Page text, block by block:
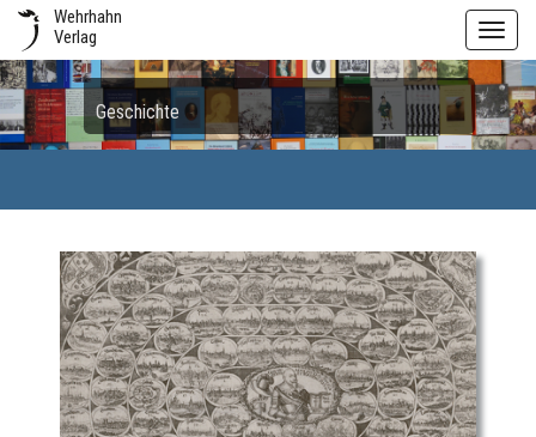
Wehrhahn
Verlag
Geschichte